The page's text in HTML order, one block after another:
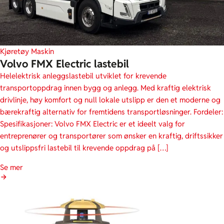
Kjøretøy Maskin
Volvo FMX Electric lastebil
Helelektrisk anleggslastebil utviklet for krevende
transportoppdrag innen bygg og anlegg. Med kraftig elektrisk
drivlinje, høy komfort og null lokale utslipp er den et moderne og
bærekraftig alternativ for fremtidens transportløsninger. Fordeler:
Spesifikasjoner: Volvo FMX Electric er et ideelt valg for
entreprenører og transportører som ønsker en kraftig, driftssikker
og utslippsfri lastebil til krevende oppdrag på […]
Se mer